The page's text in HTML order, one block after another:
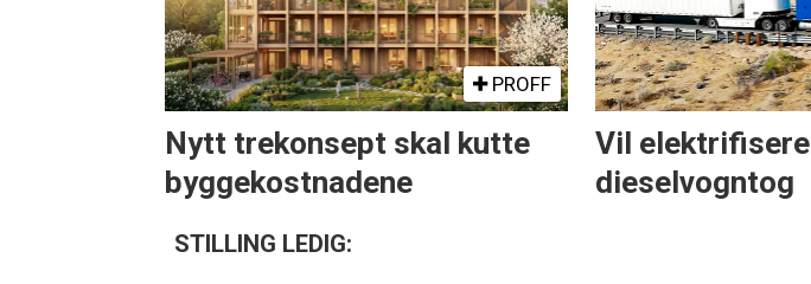
PROFF
Nytt trekonsept skal kutte
byggekostnadene
Vil elektrifisere
dieselvogntog
STILLING LEDIG: